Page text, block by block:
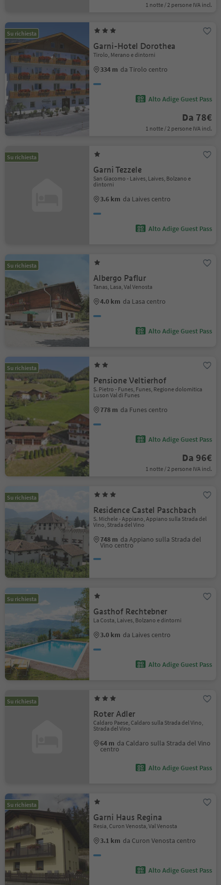
1 notte / 2 persone IVA incl.
Su richiesta
Garni-Hotel Dorothea
Tirolo, Merano e dintorni
334 m da Tirolo centro
Alto Adige Guest Pass
Da 78€
1 notte / 2 persone IVA incl.
Su richiesta
Garni Tezzele
San Giacomo - Laives, Laives, Bolzano e
dintorni
3.6 km da Laives centro
Alto Adige Guest Pass
Su richiesta
Albergo Paflur
Tanas, Lasa, Val Venosta
4.0 km da Lasa centro
Alto Adige Guest Pass
Su richiesta
Pensione Veltierhof
S. Pietro - Funes, Funes, Regione dolomitica
Luson Val di Funes
778 m da Funes centro
Alto Adige Guest Pass
Da 96€
1 notte / 2 persone IVA incl.
Su richiesta
Residence Castel Paschbach
S. Michele - Appiano, Appiano sulla Strada del
Vino, Strada del Vino
748 m da Appiano sulla Strada del
Vino centro
Su richiesta
Gasthof Rechtebner
La Costa, Laives, Bolzano e dintorni
3.0 km da Laives centro
Alto Adige Guest Pass
Su richiesta
Roter Adler
Caldaro Paese, Caldaro sulla Strada del Vino,
Strada del Vino
64 m da Caldaro sulla Strada del Vino
centro
Alto Adige Guest Pass
Su richiesta
Garni Haus Regina
Resia, Curon Venosta, Val Venosta
3.1 km da Curon Venosta centro
Alto Adige Guest Pass